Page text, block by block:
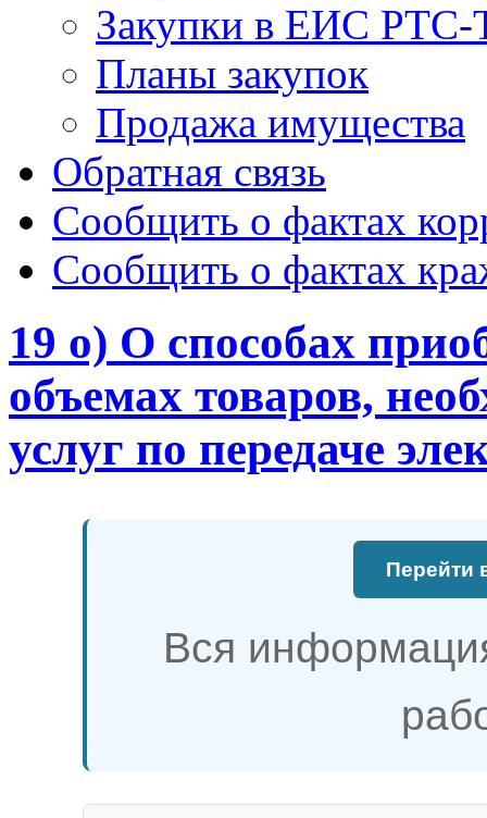
Закупки в ЕИС РТС-
Планы закупок
Продажа имущества
Обратная связь
Сообщить о фактах
Сообщить о фактах
19 о) О способах
объемах товаров,
услуг по передаче
Перейти
Вся